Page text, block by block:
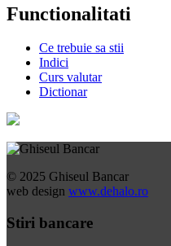
Functionalitati
Ce trebuie sa stii
Indici
Curs valutar
Dictionar
© 2025 Ghiseul Bancar
web design www.dehalo.ro
Stiri bancare